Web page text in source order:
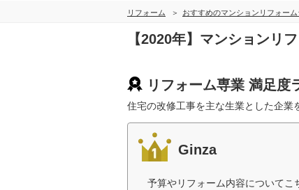
リフォーム おすすめのマンションリフォー
【2020年】マンションリ
リフォーム専業 満足度
住宅の改修工事を主な生業とした企業
Ginza
予算やリフォーム内容についてこ